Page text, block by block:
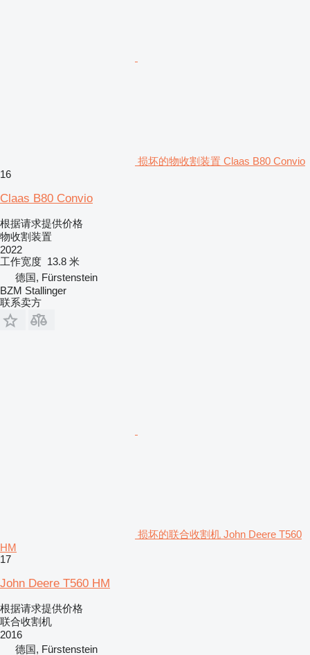
损坏的物收割装置 Claas B80 Convio
16
Claas B80 Convio
根据请求提供价格
物收割装置
2022
工作宽度 13.8 米
德国, Fürstenstein
BZM Stallinger
联系卖方
损坏的联合收割机 John Deere T560
HM
17
John Deere T560 HM
根据请求提供价格
联合收割机
2016
德国, Fürstenstein